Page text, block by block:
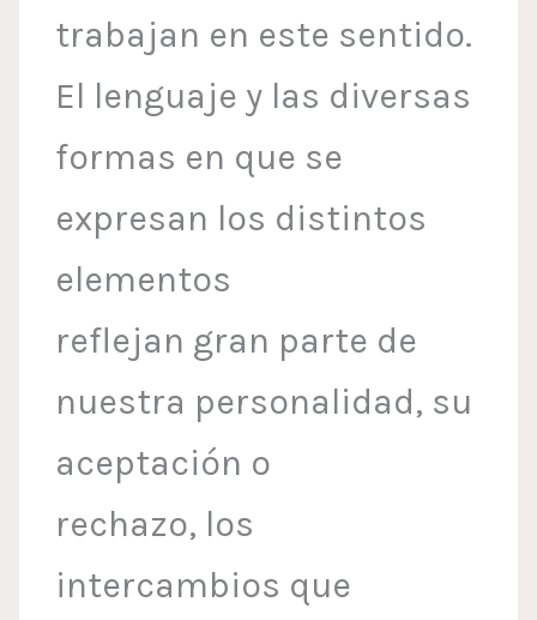
trabajan en este sentido.
El lenguaje y las diversas
formas en que se
expresan los distintos
elementos
reflejan gran parte de
nuestra personalidad, su
aceptación o
rechazo, los
intercambios que